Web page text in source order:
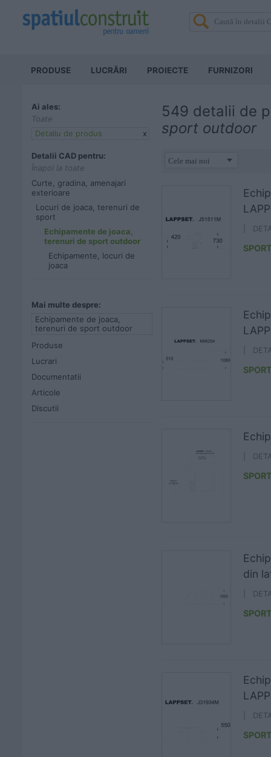
PRODUSE LUCRĂRI PROIECTE FURNIZORI
Ai ales:
Toate
x
Detaliu de produs
Detalii CAD pentru:
Înapoi la toate
Curte, gradina, amenajari
exterioare
Locuri de joaca, terenuri de
sport
Echipamente de joaca,
terenuri de sport outdoor
Echipamente, locuri de
joaca
Mai multe despre:
Echipamente de joaca,
terenuri de sport outdoor
Produse
Lucrari
Documentatii
Articole
Discutii
549 detalii de
sport outdoor
|
|
|
din
|
|